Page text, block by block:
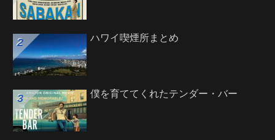
ハワイ喫煙所まとめ
僕を育ててくれたテンダー・バー